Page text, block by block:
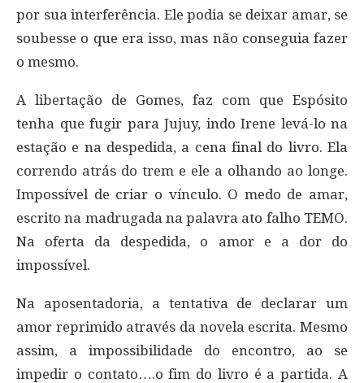
por sua interferência. Ele podia se deixar amar, se
soubesse o que era isso, mas não conseguia fazer
o mesmo.
A libertação de Gomes, faz com que Espósito
tenha que fugir para Jujuy, indo Irene levá-lo na
estação e na despedida, a cena final do livro. Ela
correndo atrás do trem e ele a olhando ao longe.
Impossível de criar o vínculo. O medo de amar,
escrito na madrugada na palavra ato falho TEMO.
Na oferta da despedida, o amor e a dor do
impossível.
Na aposentadoria, a tentativa de declarar um
amor reprimido através da novela escrita. Mesmo
assim, a impossibilidade do encontro, ao se
impedir o contato….o fim do livro é a partida. A